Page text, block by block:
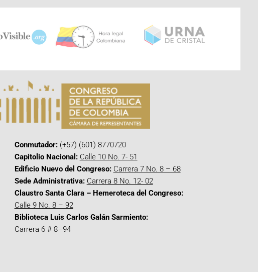
Conmutador:(+57) (601) 8770720
Capitolio Nacional: Calle 10 No. 7- 51
Edificio Nuevo del Congreso: Carrera 7 No. 8 – 68
Sede Administrativa: Carrera 8 No. 12- 02
Claustro Santa Clara – Hemeroteca del Congreso:
Calle 9 No. 8 – 92
Biblioteca Luis Carlos Galán Sarmiento:
Carrera 6 # 8–94